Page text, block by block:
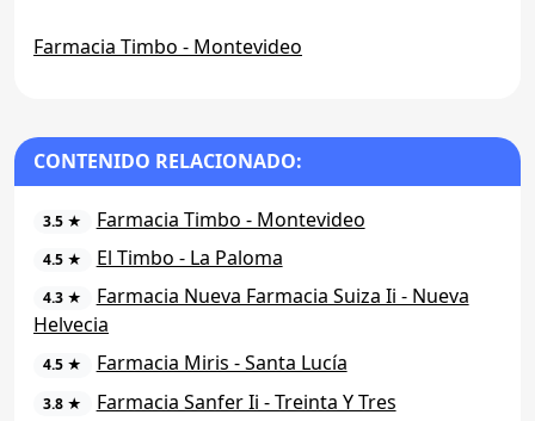
Farmacia Timbo - Montevideo
CONTENIDO RELACIONADO:
3.5 ★ Farmacia Timbo - Montevideo
4.5 ★ El Timbo - La Paloma
4.3 ★
Farmacia Nueva Farmacia Suiza Ii - Nueva
Helvecia
4.5 ★ Farmacia Miris - Santa Lucía
3.8 ★ Farmacia Sanfer Ii - Treinta Y Tres